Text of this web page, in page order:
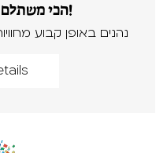
הכי משתלם מועדון המנויים!
נהנים באופן קבוע